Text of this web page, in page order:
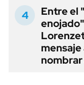
Entre el
nombrar